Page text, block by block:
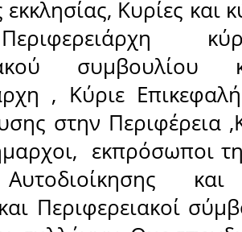
εκκλησίας, Κυρίες και
, Κύριε
στην Περιφέρεια
εκπρόσωποι
και
Περιφερειακοί